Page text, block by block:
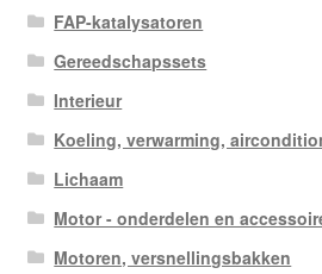
FAP-katalysatoren
Gereedschapssets
Interieur
Koeling, verwarming,
Lichaam
Motor - onderdelen en
Motoren, versnellingsbakken